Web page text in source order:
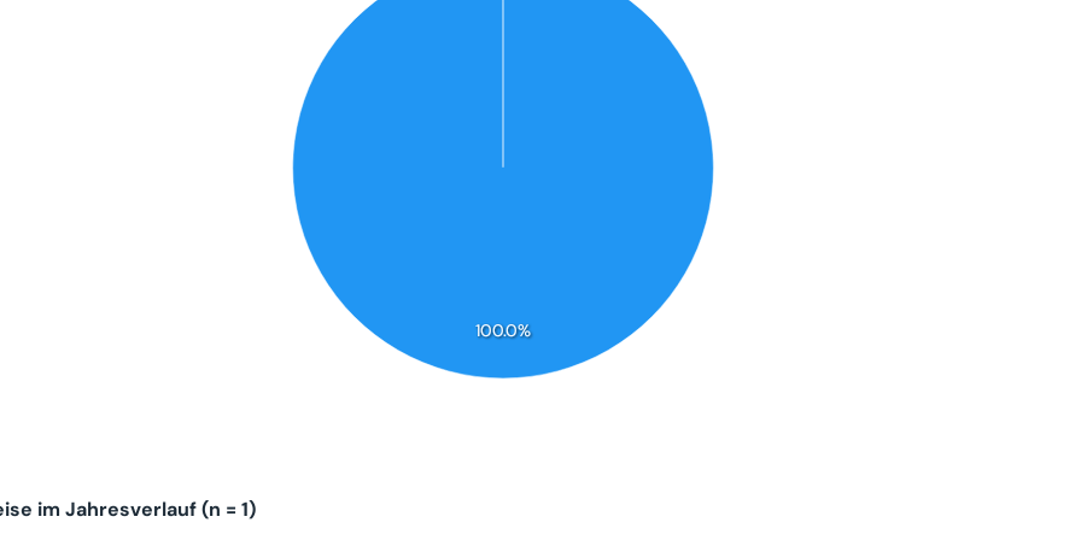
100.0%
im Jahresverlauf (n = 1)